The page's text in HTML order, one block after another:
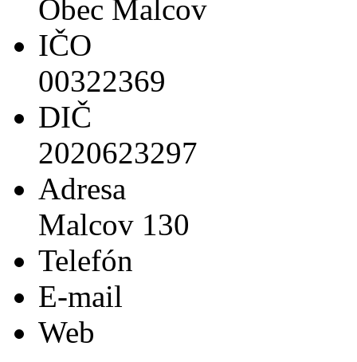
Obec Malcov
IČO
00322369
DIČ
2020623297
Adresa
Malcov 130
Telefón
E-mail
Web